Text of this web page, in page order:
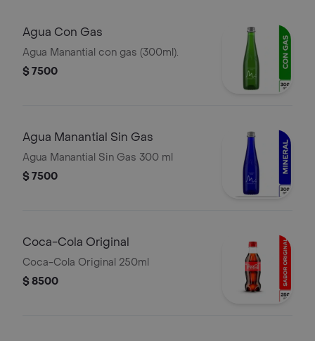
Agua Con Gas
Agua Manantial con gas (300ml).
$ 7500
Agua Manantial Sin Gas
Agua Manantial Sin Gas 300 ml
$ 7500
Coca-Cola Original
Coca-Cola Original 250ml
$ 8500